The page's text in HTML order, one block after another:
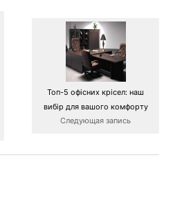
Топ-5 офісних крісел: наш
вибір для вашого комфорту
Следующая запись